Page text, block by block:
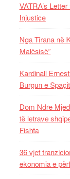
VATRA’s
Injustice
Nga Tirana në
Malësisë”
Kardinali
Burgun e Spaçit
Dom Ndre
të letrave
Fishta
36 vjet
ekonomia e